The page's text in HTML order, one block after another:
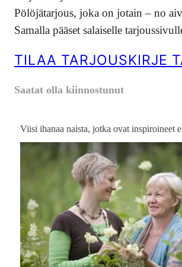
Pölöjätarjous, joka on jotain – no
Samalla pääset salaiselle
TILAA TARJOUSKIRJE
Saatat olla kiinnostunut
Viisi ihanaa naista, jotka ovat inspiroineet